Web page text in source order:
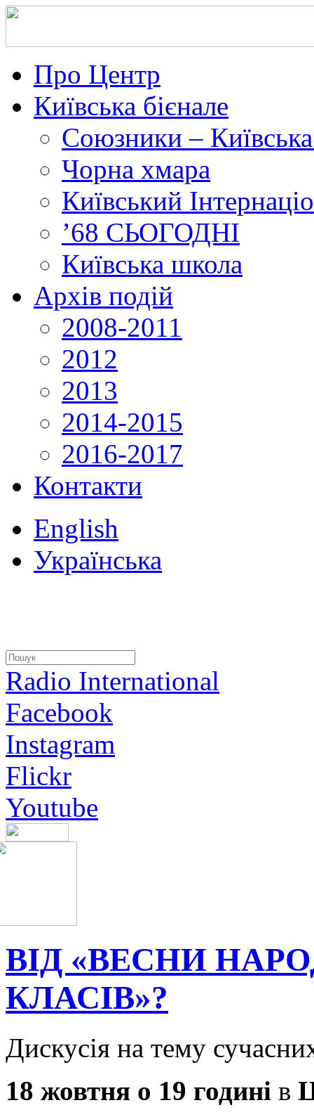
Про Центр
Київська бієнале
Союзники –
Чорна хмара
Київський
’68 СЬОГОДНІ
Київська школа
Архів подій
2008-2011
2012
2013
2014-2015
2016-2017
Контакти
English
Українська
Radio International
Facebook
Instagram
Flickr
Youtube
ВІД «ВЕСНИ
КЛАСІВ»?
Дискусія на тему
18 жовтня о 19 годині в